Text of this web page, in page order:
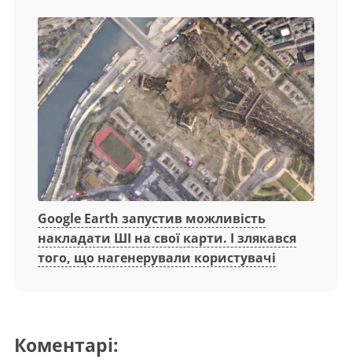
Google Earth запустив можливість
накладати ШІ на свої карти. І злякався
того, що нагенерували користувачі
Коментарі: